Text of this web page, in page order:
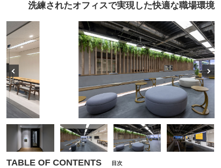
洗練されたオフィスで実現した快適な職場環境
Prev Next
TABLE OF CONTENTS 目次